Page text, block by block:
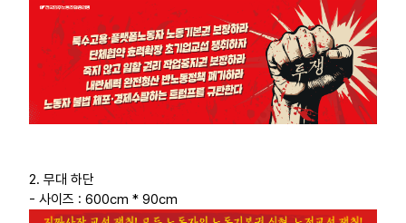
2. 무대 하단
- 사이즈 : 600cm * 90cm